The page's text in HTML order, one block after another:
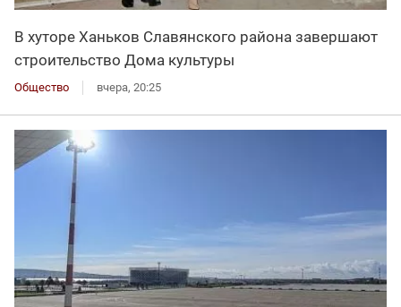
В хуторе Ханьков Славянского района завершают
строительство Дома культуры
Общество вчера, 20:25